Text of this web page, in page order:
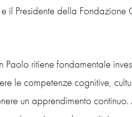
il Presidente della Fondazione
ritiene fondamentale
le competenze cognitive,
un apprendimento